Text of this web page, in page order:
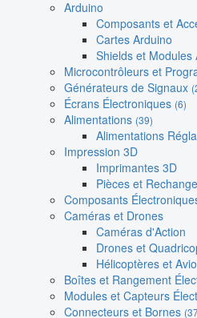
Arduino
Composants et
Cartes Arduino
Shields et Modules
Microcontrôleurs et
Générateurs de Signaux
Écrans Électroniques (6)
Alimentations (39)
Alimentations
Impression 3D
Imprimantes 3D
Pièces et
Composants
Caméras et Drones
Caméras d'Action
Drones et
Hélicoptères et
Boîtes et Rangement
Modules et Capteurs
Connecteurs et Bornes